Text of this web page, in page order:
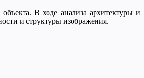
В ходе анализа архитектуры и
и структуры изображения.